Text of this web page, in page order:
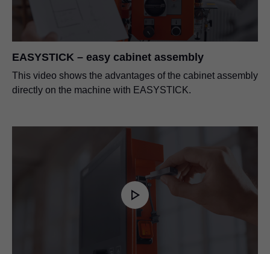
EASYSTICK – easy cabinet assembly
This video shows the advantages of the cabinet assembly
directly on the machine with EASYSTICK.